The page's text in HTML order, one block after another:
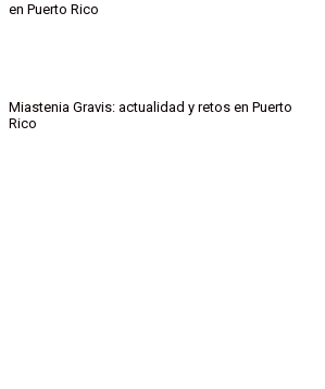
en Puerto Rico
Miastenia Gravis: actualidad y retos en Puerto
Rico